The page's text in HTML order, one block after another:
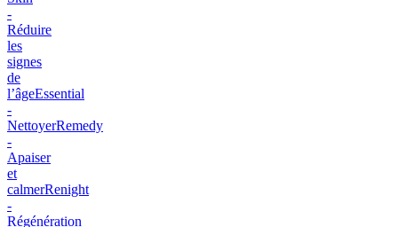
-
Réduire
les
signes
de
l’âgeEssential
-
NettoyerRemedy
-
Apaiser
et
calmerRenight
-
Régénération